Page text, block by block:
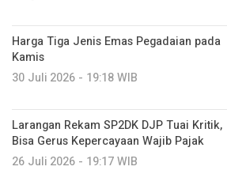
Harga Tiga Jenis Emas Pegadaian pada
Kamis
30 Juli 2026 - 19:18 WIB
Larangan Rekam SP2DK DJP Tuai Kritik,
Bisa Gerus Kepercayaan Wajib Pajak
26 Juli 2026 - 19:17 WIB